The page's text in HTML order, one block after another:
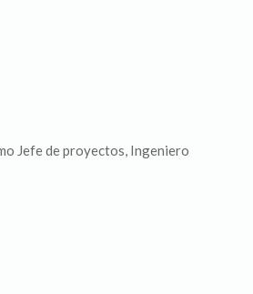
Jefe de proyectos, Ingeniero